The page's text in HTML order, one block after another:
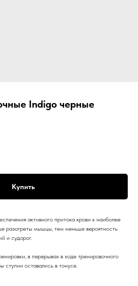
Indigo черные
Купить
активного притока крови к наиболее
разогреты мышцы, тем меньше вероятность
и судорог.
в перерывах в ходе тренировочного
ступни оставались в тонусе.